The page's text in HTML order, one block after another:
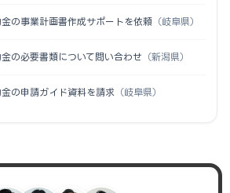
の事業計画書作成サポートを依頼 （岐阜県）
の必要書類について問い合わせ （新潟県）
の申請ガイド資料を請求 （岐阜県）